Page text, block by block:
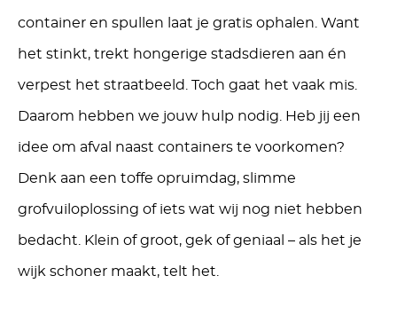
container en spullen laat je gratis ophalen. Want
het stinkt, trekt hongerige stadsdieren aan én
verpest het straatbeeld. Toch gaat het vaak mis.
Daarom hebben we jouw hulp nodig. Heb jij een
idee om afval naast containers te voorkomen?
Denk aan een toffe opruimdag, slimme
grofvuiloplossing of iets wat wij nog niet hebben
bedacht. Klein of groot, gek of geniaal – als het je
wijk schoner maakt, telt het.